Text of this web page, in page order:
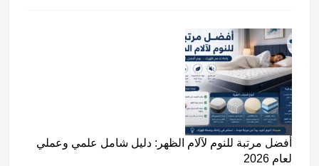
أفضل مرتبة للنوم لآلام الظهر: دليل شامل علمي وعملي
لعام 2026